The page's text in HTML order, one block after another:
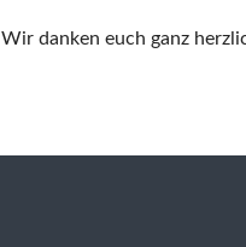
Wir danken euch ganz